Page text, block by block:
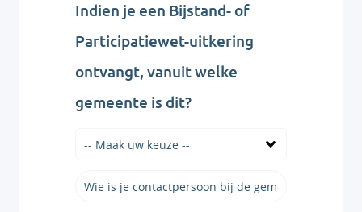
Indien je een Bijstand- of
Participatiewet-uitkering
ontvangt, vanuit welke
gemeente is dit?